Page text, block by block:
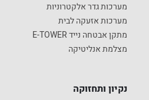
מערכות גדר אלקטרוניות
מערכות אזעקה לבית
מתקן אבטחה נייד E-TOWER
מצלמת אנליטיקה
נקיון ותחזוקה